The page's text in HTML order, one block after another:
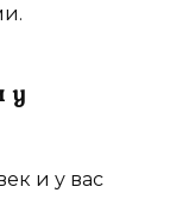
у
и у вас